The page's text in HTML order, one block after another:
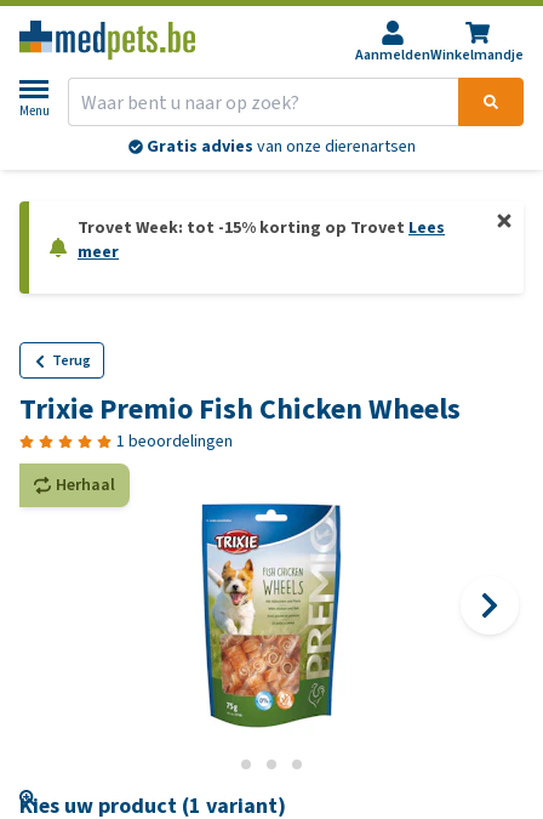
AanmeldenWinkelmandje
Menu
Gratis advies van onze dierenartsen
Trovet Week: tot -15% korting op Trovet Lees
meer
Terug
Trixie Premio Fish Chicken Wheels
1 beoordelingen
Herhaal
Kies uw product (1 variant)